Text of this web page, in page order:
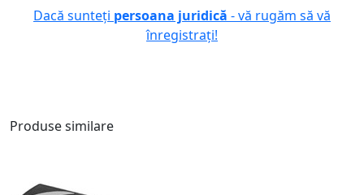
Dacă sunteți persoana juridică - vă rugăm să vă
înregistrați!
Produse similare